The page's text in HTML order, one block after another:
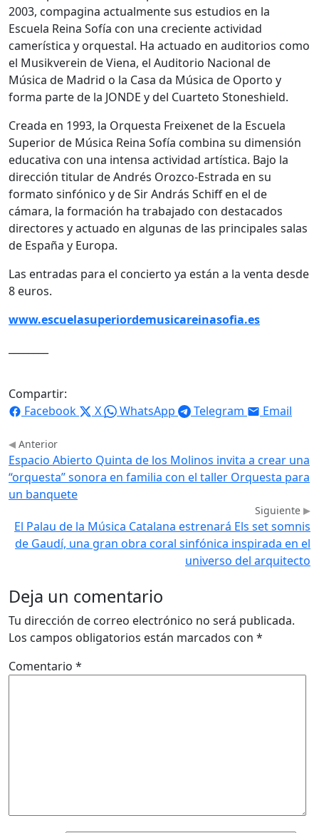
2003, compagina actualmente sus estudios en la
Escuela Reina Sofía con una creciente actividad
camerística y orquestal. Ha actuado en auditorios como
el Musikverein de Viena, el Auditorio Nacional de
Música de Madrid o la Casa da Música de Oporto y
forma parte de la JONDE y del Cuarteto Stoneshield.
Creada en 1993, la Orquesta Freixenet de la Escuela
Superior de Música Reina Sofía combina su dimensión
educativa con una intensa actividad artística. Bajo la
dirección titular de Andrés Orozco-Estrada en su
formato sinfónico y de Sir András Schiff en el de
cámara, la formación ha trabajado con destacados
directores y actuado en algunas de las principales salas
de España y Europa.
Las entradas para el concierto ya están a la venta desde
8 euros.
www.escuelasuperiordemusicareinasofia.es
Compartir:
Facebook
X WhatsApp Telegram Email
Anterior
Espacio Abierto Quinta de los Molinos invita a crear una
“orquesta” sonora en familia con el taller Orquesta para
un banquete
Siguiente
El Palau de la Música Catalana estrenará Els set somnis
de Gaudí, una gran obra coral sinfónica inspirada en el
universo del arquitecto
Deja un comentario
Tu dirección de correo electrónico no será publicada.
Los campos obligatorios están marcados con *
Comentario *